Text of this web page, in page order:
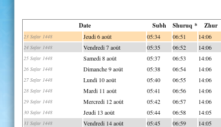
Date Subh Shuruq * Zhur
23 Safar 1448 Jeudi 6 août 05:34 06:51 14:06
24 Safar 1448 Vendredi 7 août 05:35 06:52 14:06
25 Safar 1448 Samedi 8 août 05:37 06:53 14:06
26 Safar 1448 Dimanche 9 août 05:38 06:54 14:06
27 Safar 1448 Lundi 10 août 05:40 06:55 14:06
28 Safar 1448 Mardi 11 août 05:41 06:56 14:06
29 Safar 1448 Mercredi 12 août 05:42 06:57 14:06
30 Safar 1448 Jeudi 13 août 05:44 06:58 14:05
31 Safar 1448 Vendredi 14 août 05:45 06:59 14:05